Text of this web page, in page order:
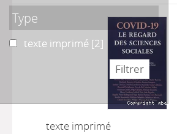
texte imprimé
Type
texte imprimé
texte imprimé [2]